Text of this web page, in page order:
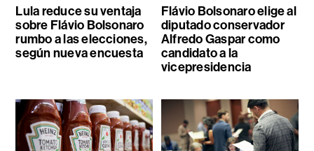
Lula reduce su ventaja
sobre Flávio Bolsonaro
rumbo a las elecciones,
según nueva encuesta
Flávio Bolsonaro elige al
diputado conservador
Alfredo Gaspar como
candidato a la
vicepresidencia